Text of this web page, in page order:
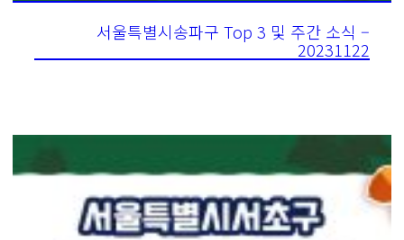
서울특별시송파구 Top 3 및 주간 소식 –
20231122